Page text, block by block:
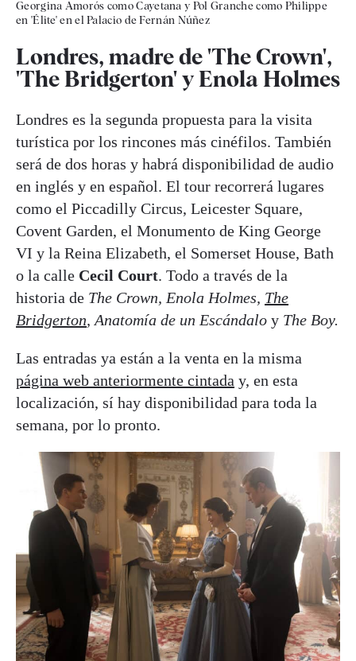
Georgina Amorós como Cayetana y Pol Granche como Philippe
en 'Élite' en el Palacio de Fernán Núñez
Londres, madre de 'The Crown',
'The Bridgerton' y Enola Holmes
Londres es la segunda propuesta para la visita
turística por los rincones más cinéfilos. También
será de dos horas y habrá disponibilidad de audio
en inglés y en español. El tour recorrerá lugares
como el Piccadilly Circus, Leicester Square,
Covent Garden, el Monumento de King George
VI y la Reina Elizabeth, el Somerset House, Bath
o la calle Cecil Court. Todo a través de la
historia de The Crown, Enola Holmes, The
Bridgerton, Anatomía de un Escándalo y The Boy.
Las entradas ya están a la venta en la misma
página web anteriormente cintada y, en esta
localización, sí hay disponibilidad para toda la
semana, por lo pronto.